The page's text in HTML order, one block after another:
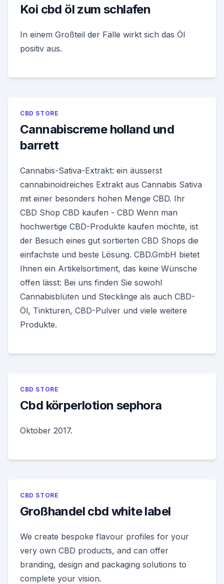
Koi cbd öl zum schlafen
In einem Großteil der Fälle wirkt sich das Öl
positiv aus.
CBD STORE
Cannabiscreme holland und
barrett
Cannabis-Sativa-Extrakt: ein äusserst
cannabinoidreiches Extrakt aus Cannabis Sativa
mit einer besonders hohen Menge CBD. Ihr
CBD Shop CBD kaufen - CBD Wenn man
hochwertige CBD-Produkte kaufen möchte, ist
der Besuch eines gut sortierten CBD Shops die
einfachste und beste Lösung. CBD.GmbH bietet
Ihnen ein Artikelsortiment, das keine Wünsche
offen lässt: Bei uns finden Sie sowohl
Cannabisblüten und Stecklinge als auch CBD-
Öl, Tinkturen, CBD-Pulver und viele weitere
Produkte.
CBD STORE
Cbd körperlotion sephora
Oktober 2017.
CBD STORE
Großhandel cbd white label
We create bespoke flavour profiles for your
very own CBD products, and can offer
branding, design and packaging solutions to
complete your vision.